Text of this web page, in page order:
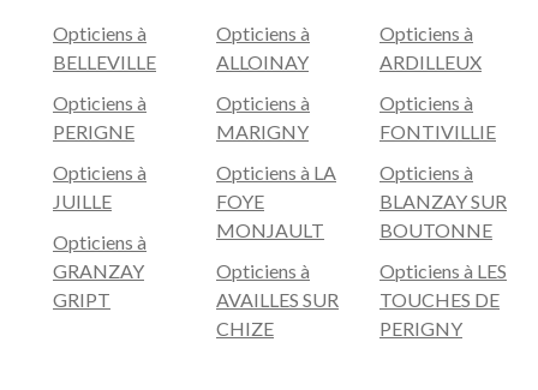
Opticiens à
BELLEVILLE
Opticiens à
PERIGNE
Opticiens à
JUILLE
Opticiens à
GRANZAY
GRIPT
Opticiens à
ALLOINAY
Opticiens à
MARIGNY
Opticiens à LA
FOYE
MONJAULT
Opticiens à
AVAILLES SUR
CHIZE
Opticiens à
ARDILLEUX
Opticiens à
FONTIVILLIE
Opticiens à
BLANZAY SUR
BOUTONNE
Opticiens à LES
TOUCHES DE
PERIGNY